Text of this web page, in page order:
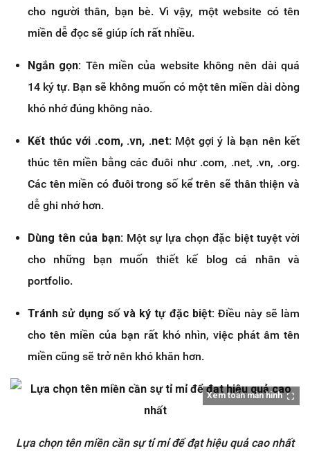
cho người thân, bạn bè. Vì vậy, một website có tên
miền dễ đọc sẽ giúp ích rất nhiều.
Ngắn gọn: Tên miền của website không nên dài quá
14 ký tự. Bạn sẽ không muốn có một tên miền dài dòng
khó nhớ đúng không nào.
Kết thúc với .com, .vn, .net: Một gợi ý là bạn nên kết
thúc tên miền bằng các đuôi như .com, .net, .vn, .org.
Các tên miền có đuôi trong số kể trên sẽ thân thiện và
dễ ghi nhớ hơn.
Dùng tên của bạn: Một sự lựa chọn đặc biệt tuyệt vời
cho những bạn muốn thiết kế blog cá nhân và
portfolio.
Tránh sử dụng số và ký tự đặc biệt: Điều này sẽ làm
cho tên miền của bạn rất khó nhìn, việc phát âm tên
miền cũng sẽ trở nên khó khăn hơn.
Xem toàn màn hình
Lựa chọn tên miền cần sự tỉ mỉ để đạt hiệu quả cao nhất